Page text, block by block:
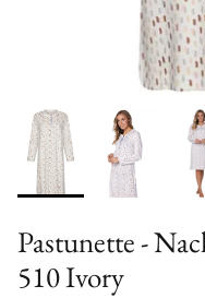
Pastunette -
510 Ivory